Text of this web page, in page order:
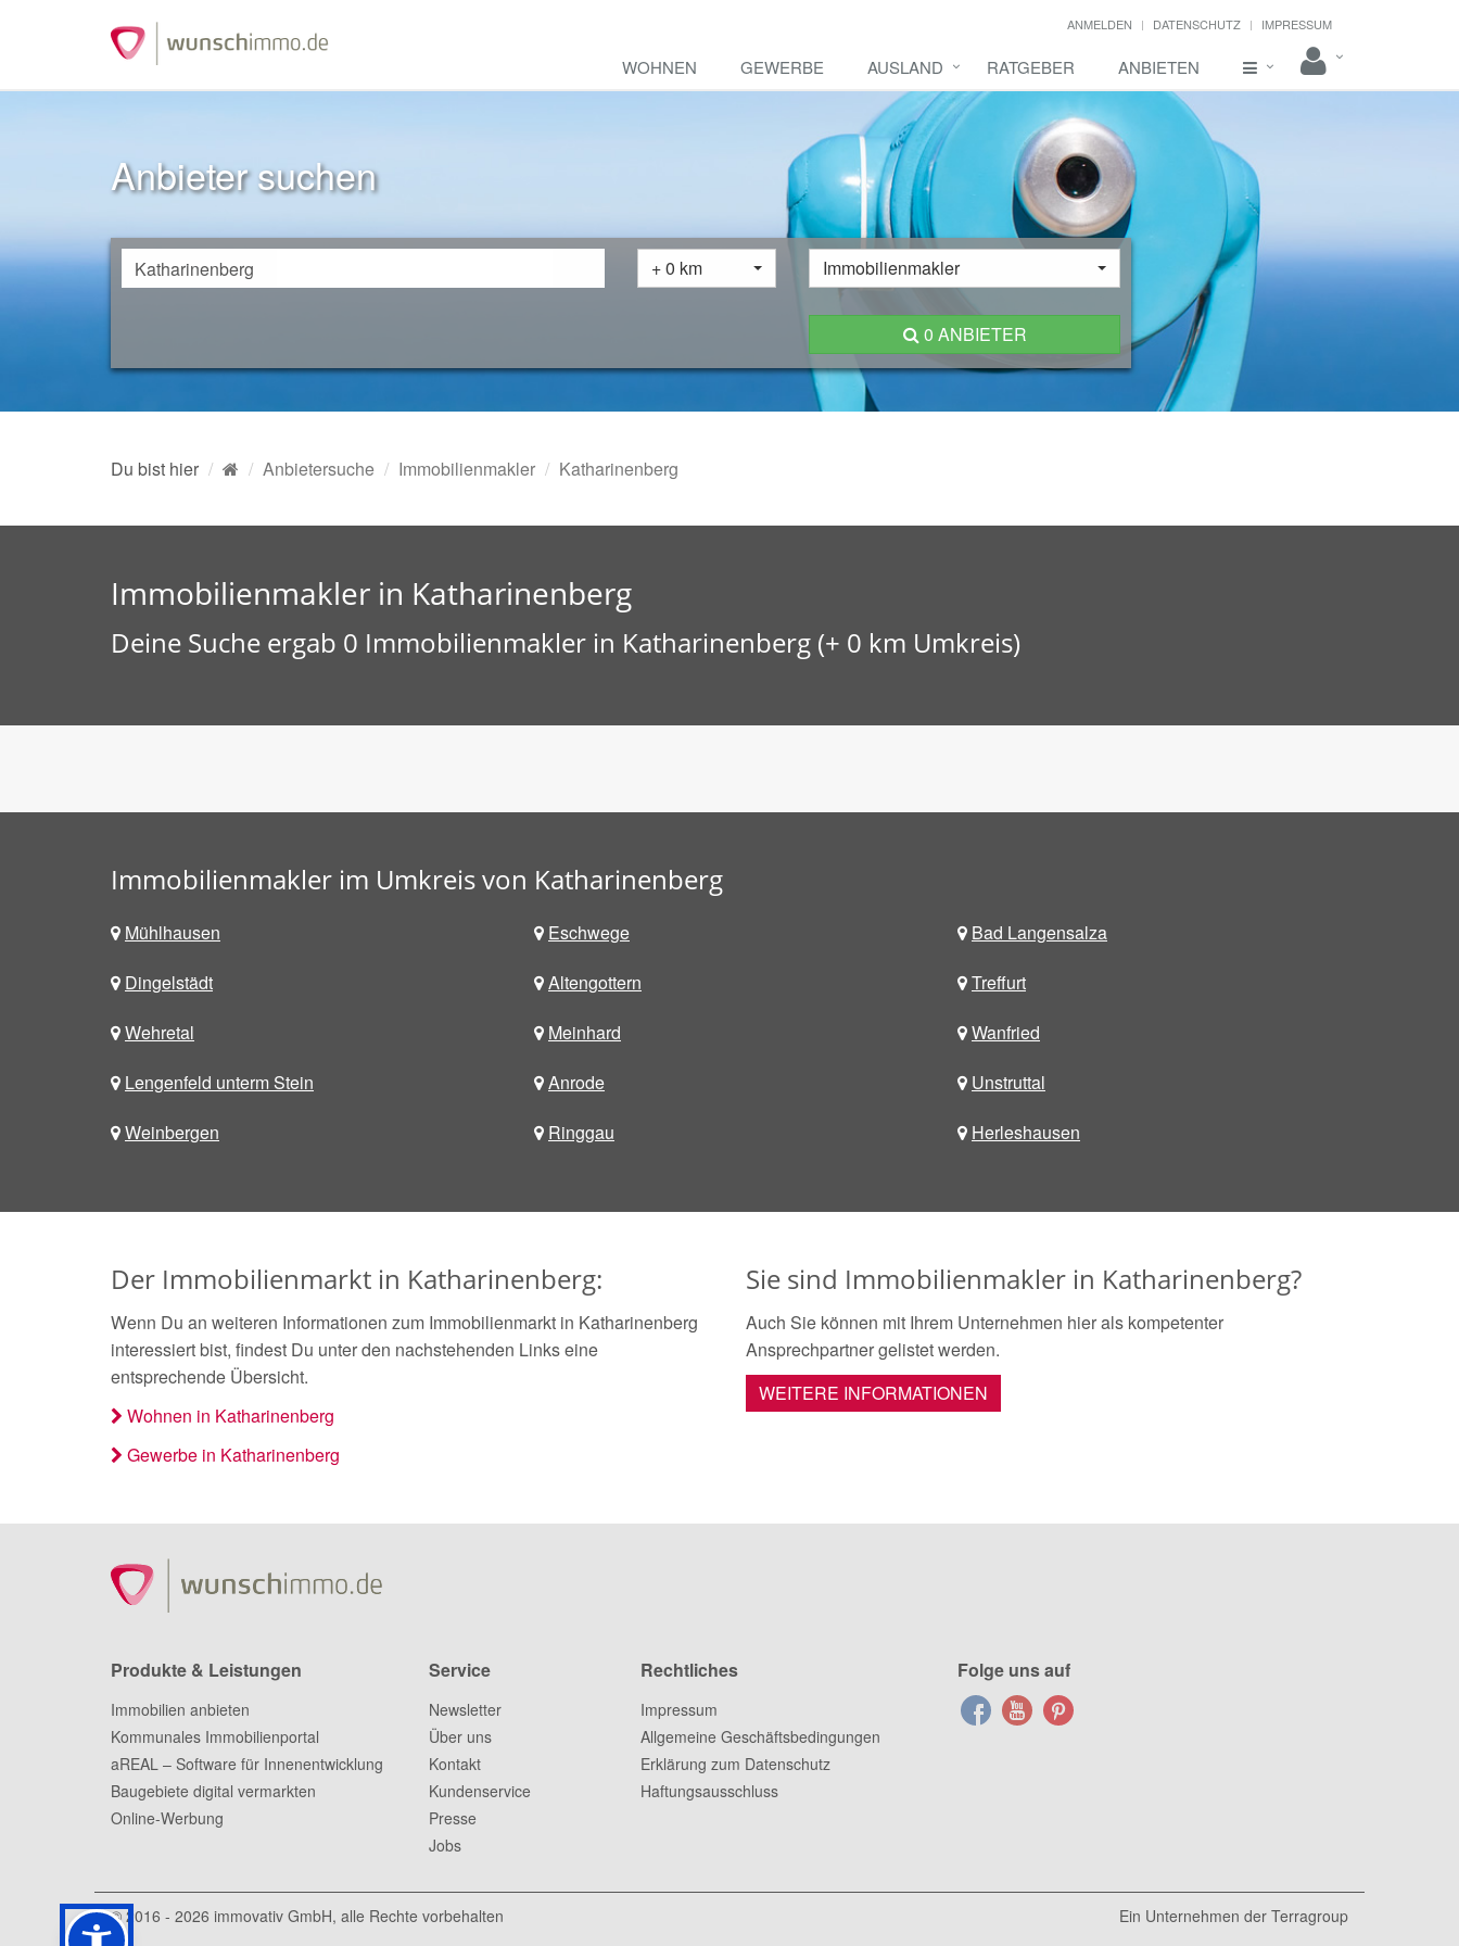
ANMELDEN DATENSCHUTZ IMPRESSUM
WOHNEN GEWERBE AUSLAND RATGEBER ANBIETEN
Anbieter suchen
+ 0 km Immobilienmakler
0 ANBIETER
Du bist hier Anbietersuche Immobilienmakler Katharinenberg
Immobilienmakler in Katharinenberg
Deine Suche ergab 0 Immobilienmakler in Katharinenberg (+ 0 km Umkreis)
Immobilienmakler im Umkreis von Katharinenberg
Mühlhausen Eschwege
Bad Langensalza
Dingelstädt
Altengottern
Treffurt
Wehretal
Meinhard
Wanfried
Lengenfeld unterm Stein
Anrode
Unstruttal
Weinbergen
Ringgau Herleshausen
Der Immobilienmarkt in Katharinenberg:
Wenn Du an weiteren Informationen zum Immobilienmarkt in Katharinenberg
interessiert bist, findest Du unter den nachstehenden Links eine
entsprechende Übersicht.
Wohnen in Katharinenberg
Gewerbe in Katharinenberg
Sie sind Immobilienmakler in Katharinenberg?
Auch Sie können mit Ihrem Unternehmen hier als kompetenter
Ansprechpartner gelistet werden.
WEITERE INFORMATIONEN
Produkte & Leistungen
Immobilien anbieten
Kommunales Immobilienportal
aREAL – Software für Innenentwicklung
Baugebiete digital vermarkten
Online-Werbung
Service
Newsletter
Über uns
Kontakt
Kundenservice
Presse
Jobs
Rechtliches
Impressum
Allgemeine Geschäftsbedingungen
Erklärung zum Datenschutz
Haftungsausschluss
Folge uns auf
© 2016 - 2026 immovativ GmbH, alle Rechte vorbehalten Ein Unternehmen der Terragroup